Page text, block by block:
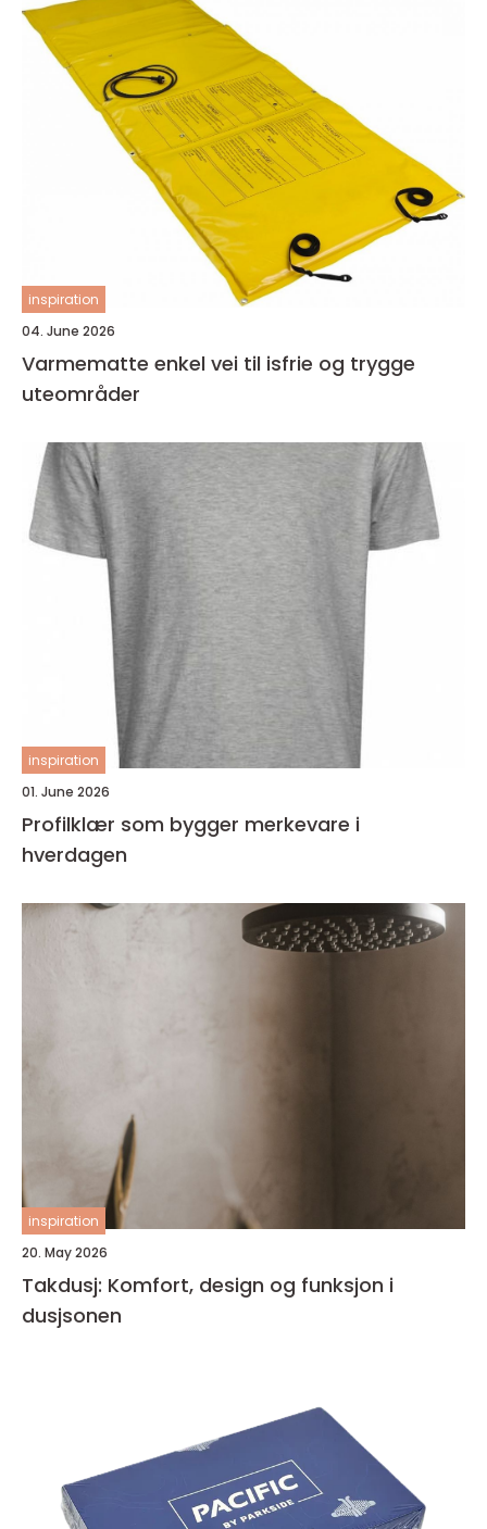
inspiration
04. June 2026
Varmematte enkel vei til isfrie og trygge
uteområder
inspiration
01. June 2026
Profilklær som bygger merkevare i
hverdagen
inspiration
20. May 2026
Takdusj: Komfort, design og funksjon i
dusjsonen